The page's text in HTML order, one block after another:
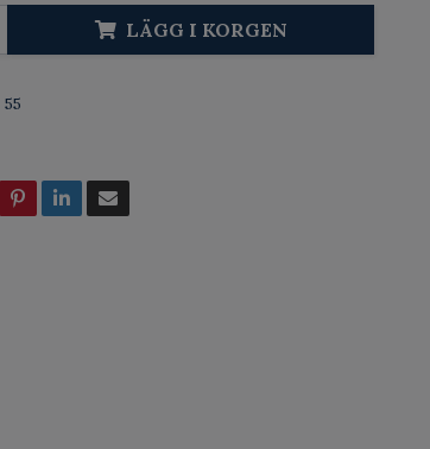
LÄGG I KORGEN
55